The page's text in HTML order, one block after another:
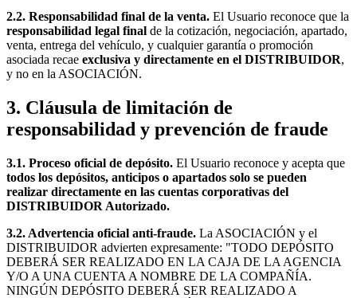
2.2. Responsabilidad final de la venta. El Usuario reconoce que la
responsabilidad legal final de la cotización, negociación, apartado,
venta, entrega del vehículo, y cualquier garantía o promoción
asociada recae exclusiva y directamente en el DISTRIBUIDOR,
y no en la ASOCIACIÓN.
3. Cláusula de limitación de
responsabilidad y prevención de fraude
3.1. Proceso oficial de depósito. El Usuario reconoce y acepta que
todos los depósitos, anticipos o apartados solo se pueden
realizar directamente en las cuentas corporativas del
DISTRIBUIDOR Autorizado.
3.2. Advertencia oficial anti-fraude. La ASOCIACIÓN y el
DISTRIBUIDOR advierten expresamente: "TODO DEPÓSITO
DEBERÁ SER REALIZADO EN LA CAJA DE LA AGENCIA
Y/O A UNA CUENTA A NOMBRE DE LA COMPAÑÍA.
NINGÚN DEPÓSITO DEBERÁ SER REALIZADO A